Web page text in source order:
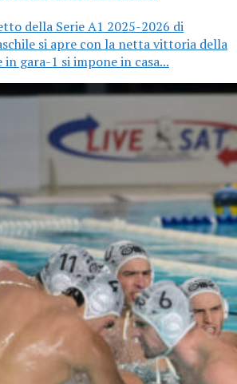
della Serie A1 2025-2026 di
si apre con la netta vittoria della
in gara-1 si impone in casa...